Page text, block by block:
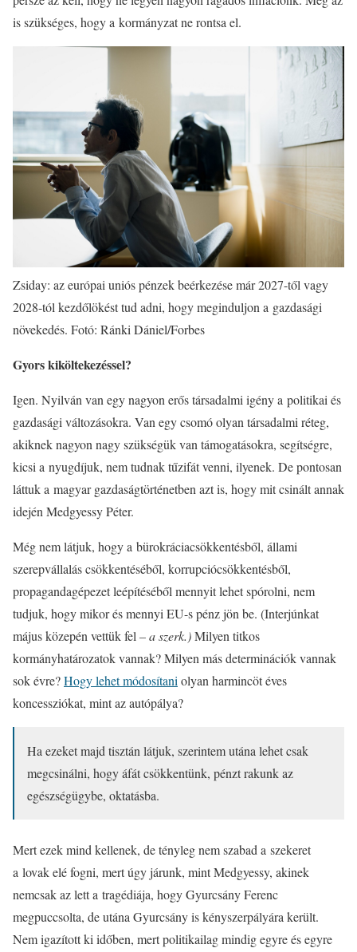
is szükséges, hogy a kormányzat ne rontsa el.
Zsiday: az európai uniós pénzek beérkezése már 2027-től vagy
2028-tól kezdőlökést tud adni, hogy meginduljon a gazdasági
növekedés. Fotó: Ránki Dániel/Forbes
Gyors kiköltekezéssel?
Igen. Nyilván van egy nagyon erős társadalmi igény a politikai és
gazdasági változásokra. Van egy csomó olyan társadalmi réteg,
akiknek nagyon nagy szükségük van támogatásokra, segítségre,
kicsi a nyugdíjuk, nem tudnak tűzifát venni, ilyenek. De pontosan
láttuk a magyar gazdaságtörténetben azt is, hogy mit csinált annak
idején Medgyessy Péter.
Még nem látjuk, hogy a bürokráciacsökkentésből, állami
szerepvállalás csökkentéséből, korrupciócsökkentésből,
propagandagépezet leépítéséből mennyit lehet spórolni, nem
tudjuk, hogy mikor és mennyi EU-s pénz jön be. (Interjúnkat
május közepén vettük fel– a szerk.)Milyen titkos
kormányhatározatok vannak? Milyen más determinációk vannak
sok évre?Hogy lehet módosítaniolyan harmincöt éves
koncessziókat, mint az autópálya?
Ha ezeket majd tisztán látjuk, szerintem utána lehet csak
megcsinálni, hogy áfát csökkentünk, pénzt rakunk az
egészségügybe, oktatásba.
Mert ezek mind kellenek, de tényleg nem szabad a szekeret
a lovak elé fogni, mert úgy járunk, mint Medgyessy, akinek
nemcsak az lett a tragédiája, hogy Gyurcsány Ferenc
megpuccsolta, de utána Gyurcsány is kényszerpályára került.
Nem igazított ki időben, mert politikailag mindig egyre és egyre